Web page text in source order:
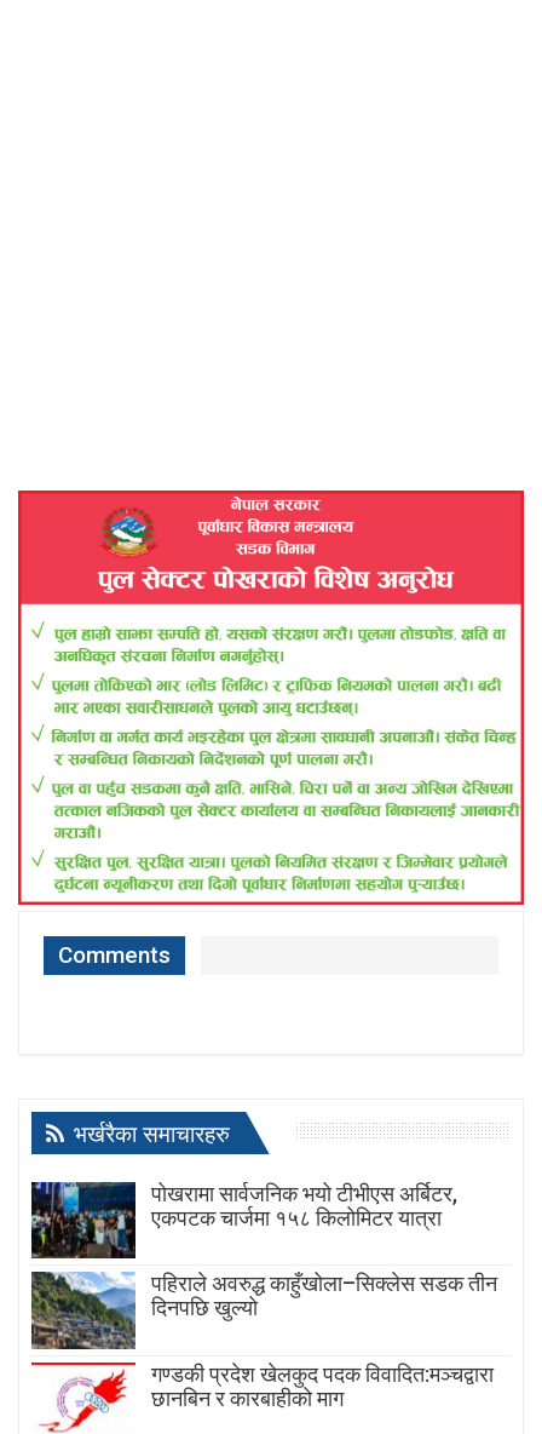
Comments
भर्खरैका समाचारहरु
पोखरामा सार्वजनिक भयो टीभीएस अर्बिटर,
एकपटक चार्जमा १५८ किलोमिटर यात्रा
पहिराले अवरुद्ध काहुँखोला–सिक्लेस सडक तीन
दिनपछि खुल्यो
गण्डकी प्रदेश खेलकुद पदक विवादित:मञ्चद्वारा
छानबिन र कारबाहीको माग